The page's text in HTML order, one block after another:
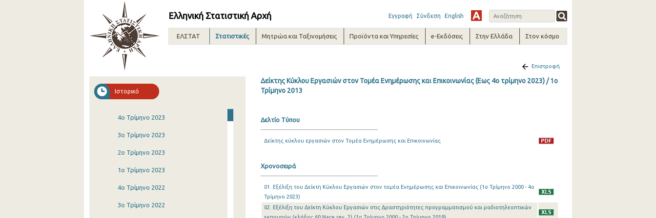
Ελληνική Στατιστική Αρχή Εγγραφή Σύνδεση English
ΕΛΣΤΑΤ Στατιστικές Μητρώα και Ταξινομήσεις Προϊόντα και Υπηρεσίες e-Εκδόσεις Στην Ελλάδα Στον κόσμο
Ιστορικό
4o Τρίμηνο 2023
3o Τρίμηνο 2023
2o Τρίμηνο 2023
1o Τρίμηνο 2023
4o Τρίμηνο 2022
3o Τρίμηνο 2022
Επιστροφή
Δείκτης Κύκλου Εργασιών στον Τομέα Ενημέρωσης και Επικοινωνίας (Εως 4ο τρίμηνο 2023) / 1o
Τρίμηνο 2013
Δελτίο Τύπου
Δείκτης κύκλου εργασιών στον Τομέα Ενημέρωσης και Επικοινωνίας
Χρονοσειρά
01. Εξέλιξη του Δείκτη Κύκλου Εργασιών στον τομέα Ενημέρωσης και Επικοινωνίας (1o Τρίμηνο 2000 - 4o
Τρίμηνο 2023)
02. Εξέλιξη του Δείκτη Κύκλου Εργασιών στις Δραστηριότητες προγραμματισμού και ραδιοτηλεοπτικών